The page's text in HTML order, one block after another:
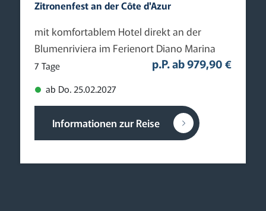
Zitronenfest an der Côte d'Azur
mit komfortablem Hotel direkt an der
Blumenriviera im Ferienort Diano Marina
7 Tage
ab Do. 25.02.2027
p.P. ab 979,90 €
Informationen zur Reise